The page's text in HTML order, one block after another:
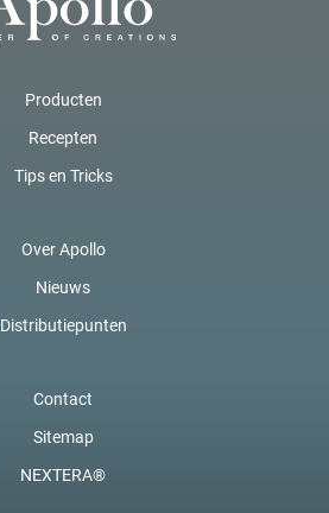
Producten
Recepten
Tips en Tricks
Over Apollo
Nieuws
Distributiepunten
Contact
Sitemap
NEXTERA®